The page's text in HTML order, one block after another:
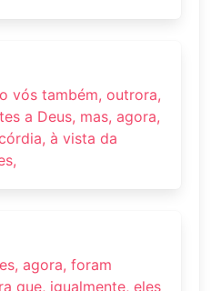
vós também, outrora,
a Deus, mas, agora,
à vista da
agora, foram
que, igualmente, eles